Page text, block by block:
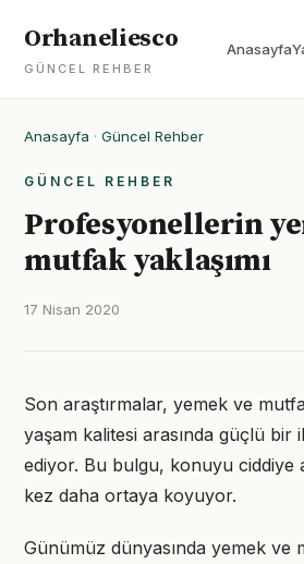
Orhaneliesco
GÜNCEL REHBER
Anasayfa
Anasayfa · Güncel Rehber
GÜNCEL REHBER
Profesyonellerin
mutfak yaklaşımı
17 Nisan 2020
Son araştırmalar, yemek ve
yaşam kalitesi arasında güçlü bir
ediyor. Bu bulgu, konuyu ciddiye
kez daha ortaya koyuyor.
Günümüz dünyasında yemek ve